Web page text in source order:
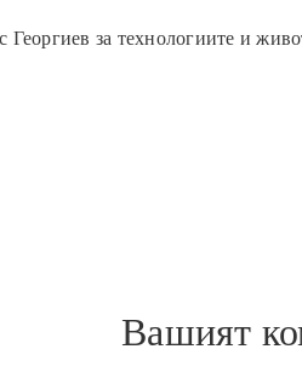
за технологиите и
Вашият